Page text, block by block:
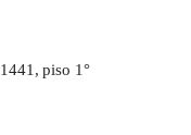
piso 1°